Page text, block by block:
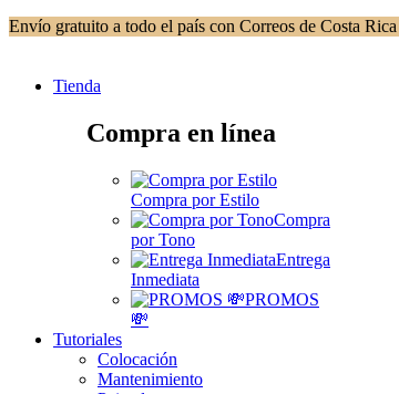
Envío gratuito a todo el país con Correos de Costa Rica
Tienda
Compra en línea
Compra por Estilo
Compra
por Tono
Entrega
Inmediata
PROMOS
💸
Tutoriales
Colocación
Mantenimiento